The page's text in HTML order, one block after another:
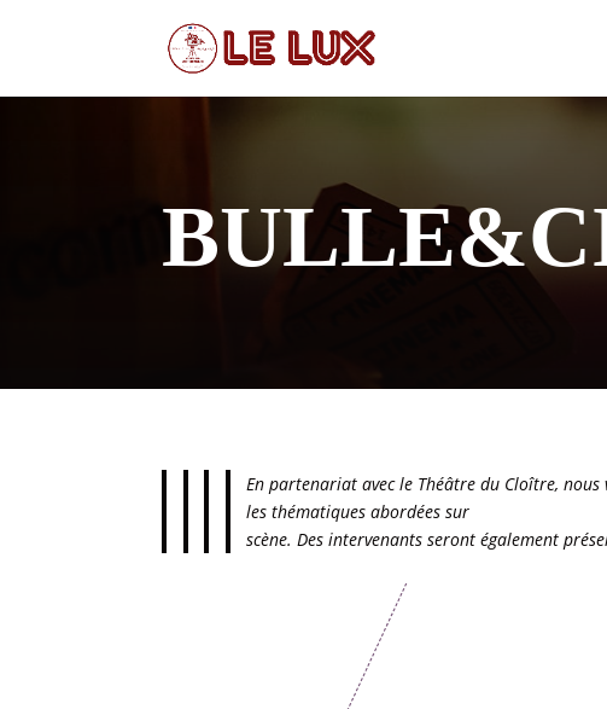
En partenariat avec le Théâtre du Cloître,
les thématiques abordées sur
scène. Des intervenants seront également